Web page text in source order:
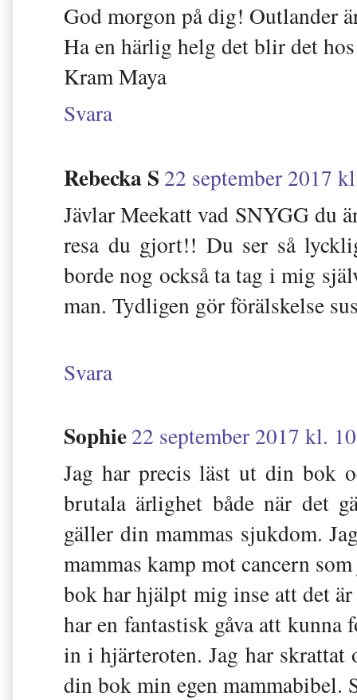
God morgon på dig! Outlander
Ha en härlig helg det blir det
Kram Maya
Svara
Rebecka S 22 september 2017
Jävlar Meekatt vad SNYGG du
resa du gjort!! Du ser så
borde nog också ta tag i mig
man. Tydligen gör förälskelse
Svara
Sophie22 september 2017 kl.
Jag har precis läst ut din bok
brutala ärlighet både när det
gäller din mammas sjukdom.
mammas kamp mot cancern
bok har hjälpt mig inse att det
har en fantastisk gåva att kunna
in i hjärteroten. Jag har skrattat
din bok min egen mammabibel.